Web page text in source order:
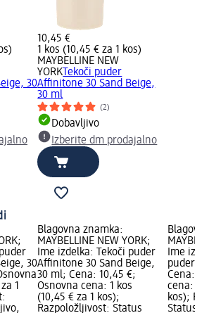
30
10,45 €
1 kos (10,45 € za 1 kos)
MAYBELLINE NEW
YORK Tekoči puder
Affinitone 30 Sand Beige,
30 ml
(2)
Dobavljivo
Izberite dm prodajalno
30
1
Blagovna znamka:
MAYBELLINE NEW YORK;
Ime izdelka: Tekoči puder
Affinitone 30 Sand Beige,
30 ml; Cena: 10,45 €;
Osnovna cena: 1 kos
(10,45 € za 1 kos);
Razpoložljivost: Status
Ime
puder
Cena:
cena: 1
kos);
Status